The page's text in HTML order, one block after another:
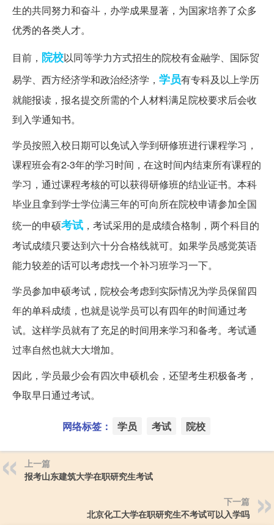
生的共同努力和奋斗，办学成果显著，为国家培养了众多
优秀的各类人才。
目前， 院校以同等学力方式招生的院校有金融学、国际贸
易学、西方经济学和政治经济学， 学员有专科及以上学历
就能报读，报名提交所需的个人材料满足院校要求后会收
到入学通知书。
学员按照入校日期可以免试入学到研修班进行课程学习，
课程班会有2-3年的学习时间，在这时间内结束所有课程的
学习，通过课程考核的可以获得研修班的结业证书。本科
毕业且拿到学士学位满三年的可向所在院校申请参加全国
统一的申硕考试 ，考试采用的是成绩合格制，两个科目的
考试成绩只要达到六十分合格线就可。如果学员感觉英语
能力较差的话可以考虑找一个补习班学习一下。
学员参加申硕考试，院校会考虑到实际情况为学员保留四
年的单科成绩，也就是说学员可以有四年的时间通过考
试。这样学员就有了充足的时间用来学习和备考。考试通
过率自然也就大大增加。
因此，学员最少会有四次申硕机会，还望考生积极备考，
争取早日通过考试。
网络标签： 学员 考试 院校
上一篇
报考山东建筑大学在职研究生考试
下一篇
北京化工大学在职研究生不考试可以入学吗